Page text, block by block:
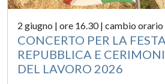
2 giugno | ore 16.30 | cambio orario
CONCERTO PER LA
REPUBBLICA E
DEL LAVORO 2026